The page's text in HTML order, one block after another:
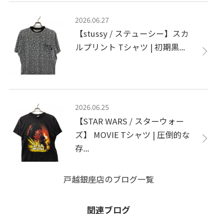
2026.06.27
【stussy / ステューシー】スカ
ルプリント Tシャツ | 初期黒...
2026.06.25
【STAR WARS / スターウォー
ズ】 MOVIE Tシャツ | 圧倒的な
存...
戸越銀座店のブログ一覧
関連ブログ